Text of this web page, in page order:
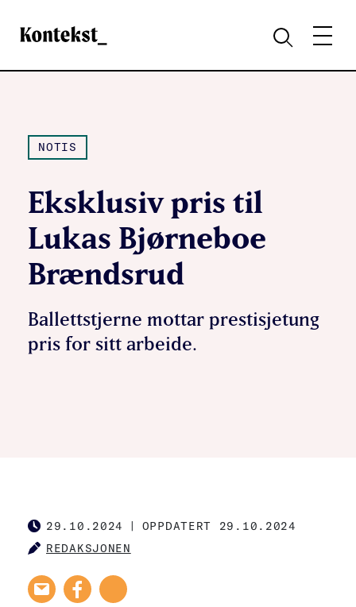
Kontekst
SØKMENY
NOTIS
Eksklusiv pris til
Lukas Bjørneboe
Brændsrud
Ballettstjerne mottar prestisjetung
pris for sitt arbeide.
PUBLISHED
29.10.2024 OPPDATERT 29.10.2024
AUTHOR
REDAKSJONEN